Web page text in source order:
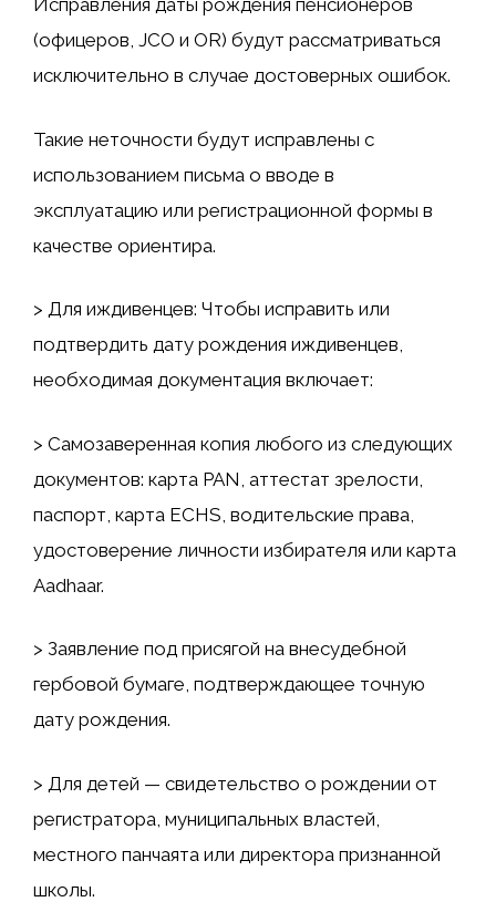
Исправления даты рождения пенсионеров
(офицеров, JCO и OR) будут рассматриваться
исключительно в случае достоверных ошибок.
Такие неточности будут исправлены с
использованием письма о вводе в
эксплуатацию или регистрационной формы в
качестве ориентира.
> Для иждивенцев: Чтобы исправить или
подтвердить дату рождения иждивенцев,
необходимая документация включает:
> Самозаверенная копия любого из следующих
документов: карта PAN, аттестат зрелости,
паспорт, карта ECHS, водительские права,
удостоверение личности избирателя или карта
Aadhaar.
> Заявление под присягой на внесудебной
гербовой бумаге, подтверждающее точную
дату рождения.
> Для детей — свидетельство о рождении от
регистратора, муниципальных властей,
местного панчаята или директора признанной
школы.